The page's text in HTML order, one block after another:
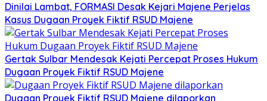
Dinilai Lambat, FORMASI Desak Kejari Majene Perjelas
Kasus Dugaan Proyek Fiktif RSUD Majene
Gertak Sulbar Mendesak Kejati Percepat Proses Hukum
Dugaan Proyek Fiktif RSUD Majene
Dugaan Proyek Fiktif RSUD Majene dilaporkan